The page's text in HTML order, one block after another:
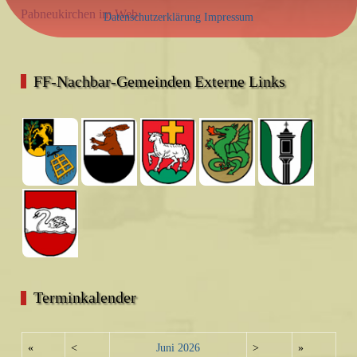
Pabneukirchen im Web
FF-Nachbar-Gemeinden Externe Links
Terminkalender
« < Juni 2026 > »
Datenschutzerklärung Impressum